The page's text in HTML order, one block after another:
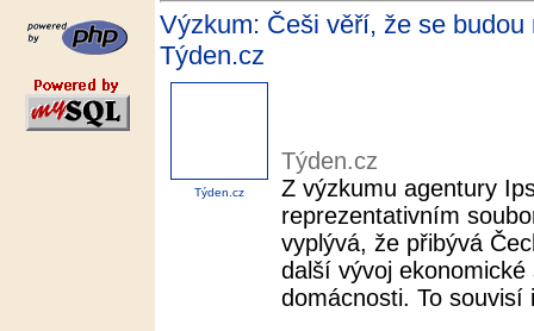
Výzkum: Češi věří, že se
Týden.cz
Týden.cz
Týden.cz
Z výzkumu agentury
reprezentativním
vyplývá, že přibývá
další vývoj
domácnosti. To